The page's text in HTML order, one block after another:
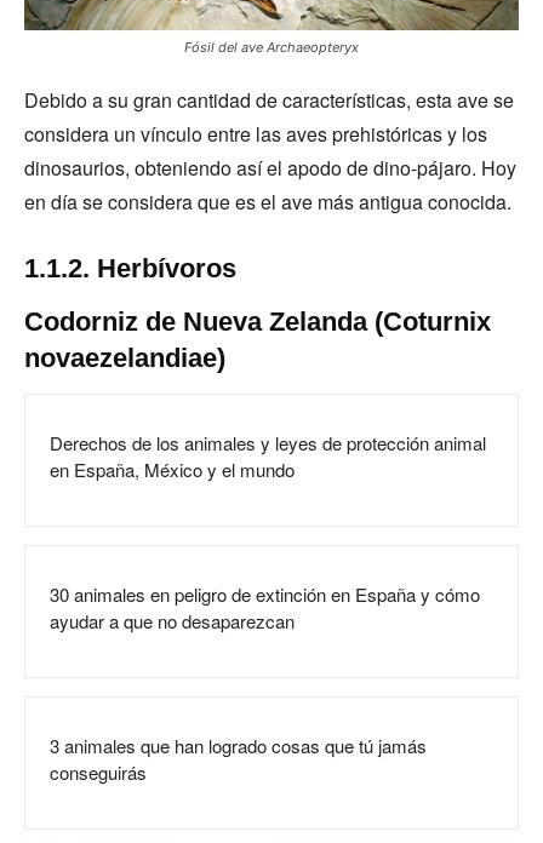
Fósil del ave Archaeopteryx
Debido a su gran cantidad de características, esta ave se
considera un vínculo entre las aves prehistóricas y los
dinosaurios, obteniendo así el apodo de dino-pájaro. Hoy
en día se considera que es el ave más antigua conocida.
1.1.2. Herbívoros
Codorniz de Nueva Zelanda (Coturnix
novaezelandiae)
Derechos de los animales y leyes de protección animal
en España, México y el mundo
30 animales en peligro de extinción en España y cómo
ayudar a que no desaparezcan
3 animales que han logrado cosas que tú jamás
conseguirás